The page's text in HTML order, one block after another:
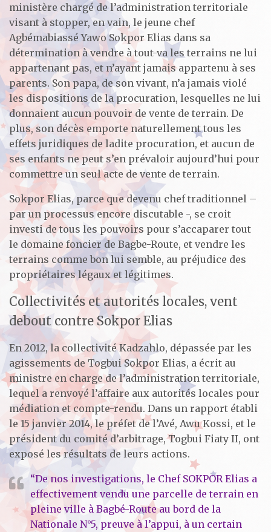
ministère chargé de l’administration territoriale
visant à stopper, en vain, le jeune chef
Agbémabiassé Yawo Sokpor Elias dans sa
détermination à vendre à tout-va les terrains ne lui
appartenant pas, et n’ayant jamais appartenu à ses
parents. Son papa, de son vivant, n’a jamais violé
les dispositions de la procuration, lesquelles ne lui
donnaient aucun pouvoir de vente de terrain. De
plus, son décès emporte naturellement tous les
effets juridiques de ladite procuration, et aucun de
ses enfants ne peut s’en prévaloir aujourd’hui pour
commettre un seul acte de vente de terrain.
Sokpor Elias, parce que devenu chef traditionnel –
par un processus encore discutable -, se croit
investi de tous les pouvoirs pour s’accaparer tout
le domaine foncier de Bagbe-Route, et vendre les
terrains comme bon lui semble, au préjudice des
propriétaires légaux et légitimes.
Collectivités et autorités locales, vent
debout contre Sokpor Elias
En 2012, la collectivité Kadzahlo, dépassée par les
agissements de Togbui Sokpor Elias, a écrit au
ministre en charge de l’administration territoriale,
lequel a renvoyé l’affaire aux autorités locales pour
médiation et compte-rendu. Dans un rapport établi
le 15 janvier 2014, le préfet de l’Avé, Awu Kossi, et le
président du comité d’arbitrage, Togbui Fiaty II, ont
exposé les résultats de leurs actions.
“De nos investigations, le Chef SOKPOR Elias a
effectivement vendu une parcelle de terrain en
pleine ville à Bagbé-Route au bord de la
Nationale N°5, preuve à l’appui, à un certain